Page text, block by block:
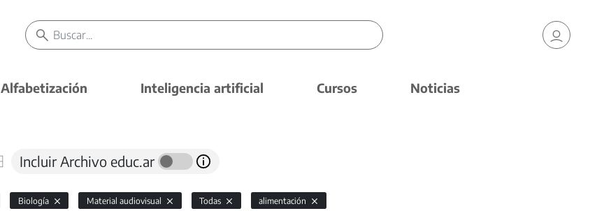
Alfabetización Inteligencia artificial Cursos Noticias
Incluir Archivo educ.ar
Biología Material audiovisual Todas alimentación